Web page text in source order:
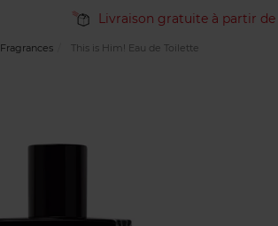
Livraison gratuite à partir
Fragrances This is Him! Eau de Toilette